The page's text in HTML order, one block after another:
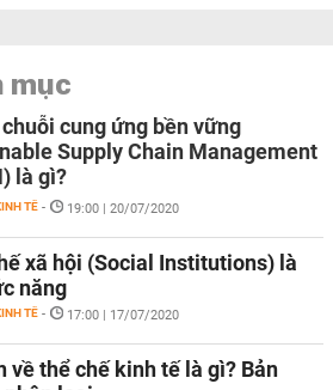
mục
cung ứng bền vững
Supply Chain Management
là gì?
TẾ - 19:00 | 20/07/2020
xã hội (Social Institutions) là
năng
TẾ - 17:00 | 17/07/2020
về thể chế kinh tế là gì? Bản